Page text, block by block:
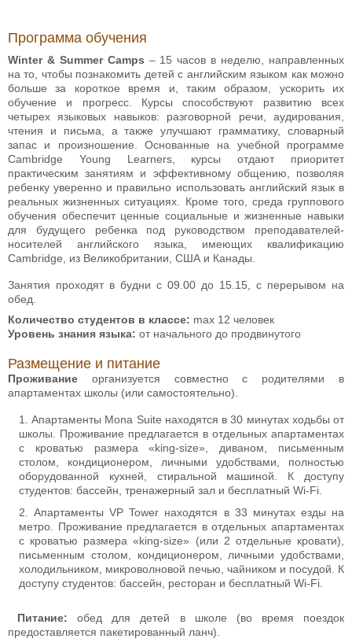
Программа обучения
Winter & Summer Camps – 15 часов в неделю, направленных
на то, чтобы познакомить детей с английским языком как можно
больше за короткое время и, таким образом, ускорить их
обучение и прогресс. Курсы способствуют развитию всех
четырех языковых навыков: разговорной речи, аудирования,
чтения и письма, а также улучшают грамматику, словарный
запас и произношение. Основанные на учебной программе
Cambridge Young Learners, курсы отдают приоритет
практическим занятиям и эффективному общению, позволяя
ребенку уверенно и правильно использовать английский язык в
реальных жизненных ситуациях. Кроме того, среда группового
обучения обеспечит ценные социальные и жизненные навыки
для будущего ребенка под руководством преподавателей-
носителей английского языка, имеющих квалификацию
Cambridge, из Великобритании, США и Канады.
Занятия проходят в будни с 09.00 до 15.15, с перерывом на
обед.
Количество студентов в классе: max 12 человек
Уровень знания языка: от начального до продвинутого
Размещение и питание
Проживание организуется совместно с родителями в
апартаментах школы (или самостоятельно).
Апартаменты Mona Suite находятся в 30 минутах ходьбы от
школы. Проживание предлагается в отдельных апартаментах
с кроватью размера «king-size», диваном, письменным
столом, кондиционером, личными удобствами, полностью
оборудованной кухней, стиральной машиной. К доступу
студентов: бассейн, тренажерный зал и бесплатный Wi-Fi.
Апартаменты VP Tower находятся в 33 минутах езды на
метро. Проживание предлагается в отдельных апартаментах
с кроватью размера «king-size» (или 2 отдельные кровати),
письменным столом, кондиционером, личными удобствами,
холодильником, микроволновой печью, чайником и посудой. К
доступу студентов: бассейн, ресторан и бесплатный Wi-Fi.
Питание: обед для детей в школе (во время поездок
предоставляется пакетированный ланч).